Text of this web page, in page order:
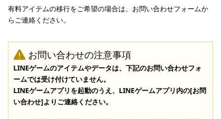
有料アイテムの移行をご希望の場合は、お問い合わせフォームか
らご連絡ください。
お問い合わせの注意事項
LINEゲームのアイテムやデータは、下記のお問い合わせフォ
ームでは受け付けていません。
LINEゲームアプリを起動のうえ、LINEゲームアプリ内の[お問
い合わせ]よりご連絡ください。